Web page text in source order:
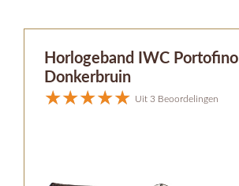
Horlogeband IWC Portofino
Donkerbruin
Uit 3 Beoordelingen